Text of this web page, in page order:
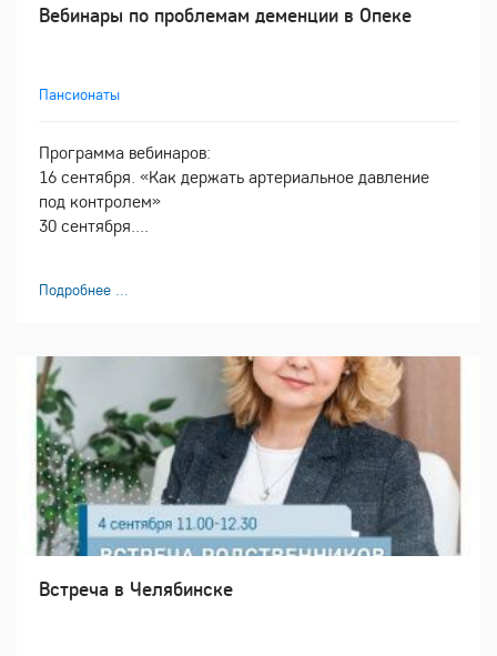
Вебинары по проблемам деменции в Опеке
Пансионаты
Программа вебинаров:
16 сентября. «Как держать артериальное давление
под контролем»
30 сентября....
Подробнее ...
Встреча в Челябинске